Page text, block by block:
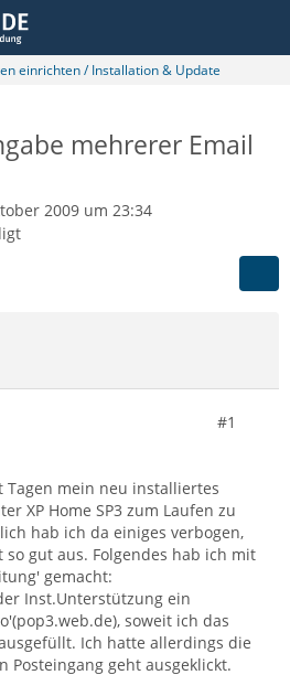
einrichten / Installation & Update
mehrerer Email
2009 um 23:34
#1
Tagen mein neu installiertes
XP Home SP3 zum Laufen zu
hab ich da einiges verbogen,
gut aus. Folgendes hab ich mit
gemacht:
Inst.Unterstützung ein
soweit ich das
Ich hatte allerdings die
Posteingang geht ausgeklickt.